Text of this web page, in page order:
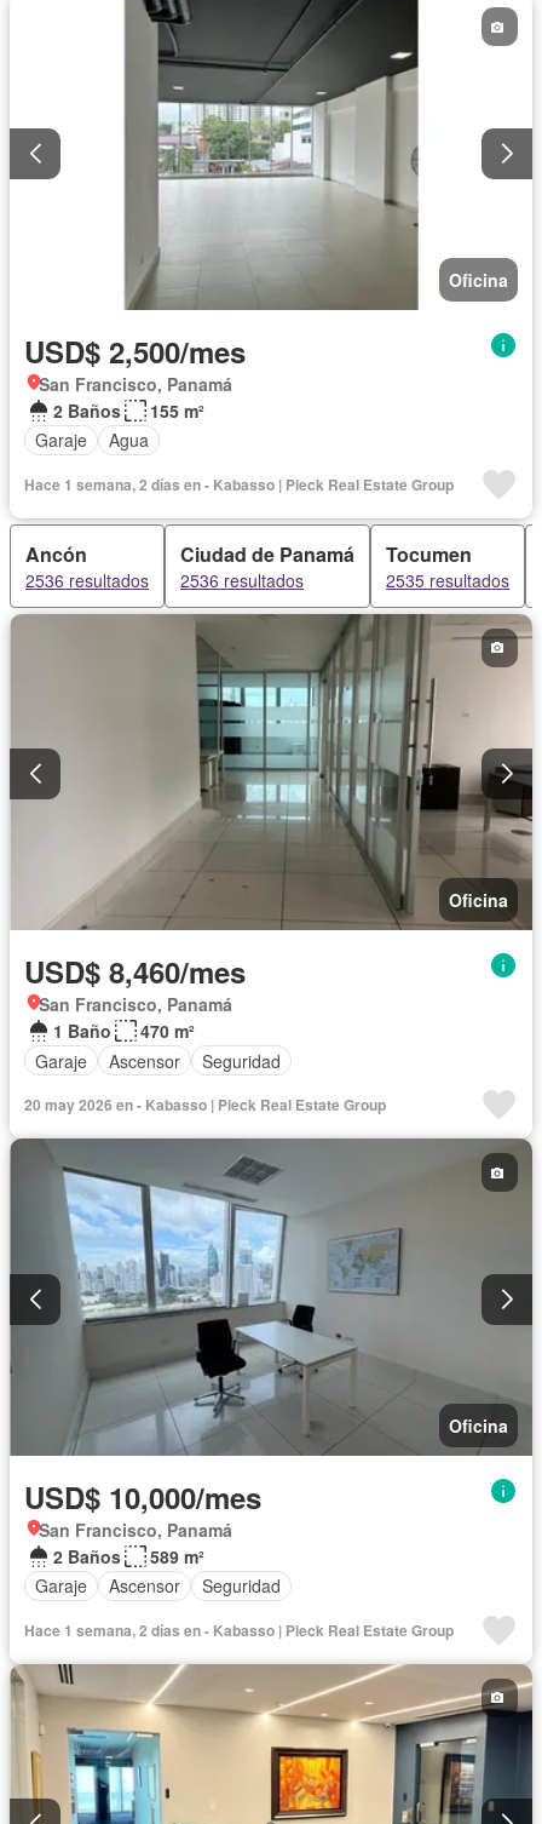
Oficina
USD$ 2,500/mes
San Francisco, Panamá
2 Baños
155 m²
Garaje
Agua
Hace 1 semana, 2 días en - Kabasso | Pieck Real Estate Group
Ancón
2536 resultados
Ciudad de Panamá
2536 resultados
Tocumen
2535 resultados
Oficina
USD$ 8,460/mes
San Francisco, Panamá
1 Baño
470 m²
Garaje
Ascensor Seguridad
20 may 2026 en - Kabasso | Pieck Real Estate Group
Oficina
USD$ 10,000/mes
San Francisco, Panamá
2 Baños
589 m²
Garaje
Ascensor Seguridad
Hace 1 semana, 2 días en - Kabasso | Pieck Real Estate Group